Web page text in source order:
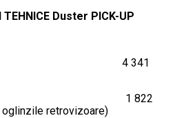
TEHNICE Duster PICK-UP
: 4 341
: 1 822
oglinzile retrovizoare)